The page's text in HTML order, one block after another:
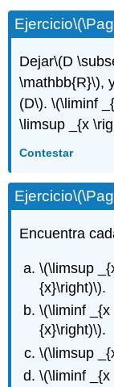
Ejercicio
Dejar\(D
\mathbb{R}\),
(D\).\(\liminf
\limsup _{x
Contestar
Ejercicio
Encuentra
\(\limsup
{x}\right)\).
\(\liminf
{x}\right)\).
\(\limsup
\(\liminf _{x